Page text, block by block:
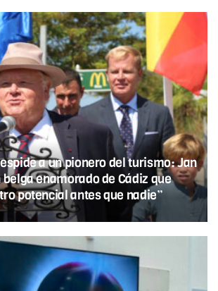
a un pionero del turismo: Jan
enamorado de Cádiz que
potencial antes que nadie”